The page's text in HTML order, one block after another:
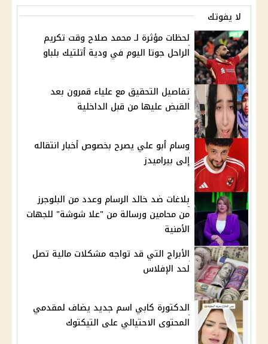
لا يفوتك
لحظات مؤثرة لـ محمد صلاح وقت تكريم
الراحل جوتا اليوم في ودية أتلتيك بلباو
تفاصيل التحقيق مع علياء قمرون بعد
القبض عليها من قبل الداخلية
وسام أبو علي يصرح بخصوص أخبار انتقاله
إلى بيراميدز
بلاغات ضد خالد الرسام وعدد من البلوجرز
من محامين ورسالة من "علا شوشة" للجهات
الأمنية
الأبراج التي قد تواجه مشكلات مالية تصل
لحد الإفلاس
الدكتورة كابي اسم جديد يضاف لمقدمي
المحتوى الاحتيالي على التيكتوك